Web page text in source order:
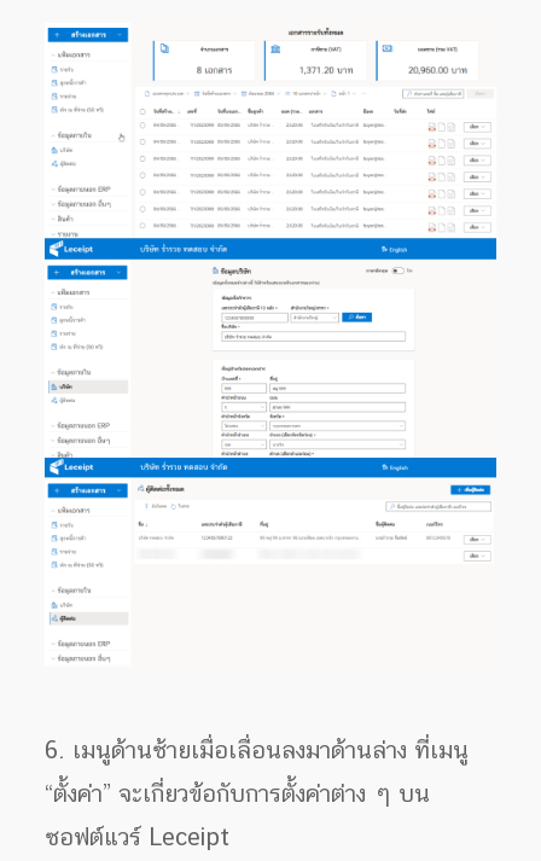
6. เมนูด้านซ้ายเมื่อเลื่อนลงมาด้านล่าง ที่เมนู
“ตั้งค่า” จะเกี่ยวข้อกับการตั้งค่าต่าง ๆ บน
ซอฟต์แวร์ Leceipt